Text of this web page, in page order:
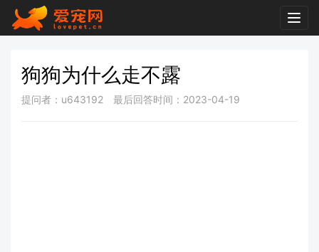
狗狗为什么走不露
提问者：u643192 最后回答时间：2023-04-19